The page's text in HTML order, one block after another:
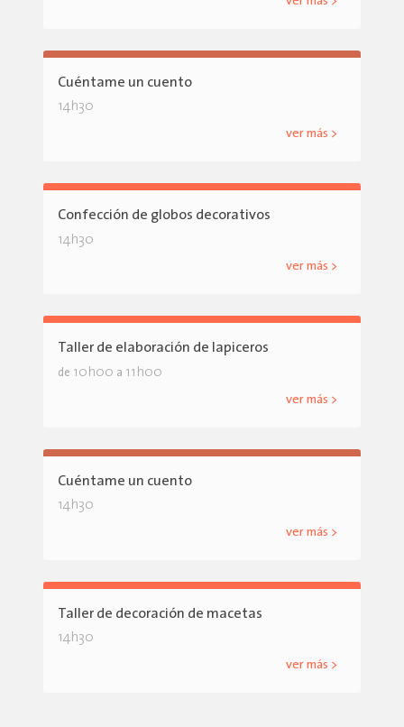
Cuéntame un cuento
14h30
ver más >
Confección de globos decorativos
14h30
ver más >
Taller de elaboración de lapiceros
de 10h00 a 11h00
ver más >
Cuéntame un cuento
14h30
ver más >
Taller de decoración de macetas
14h30
ver más >